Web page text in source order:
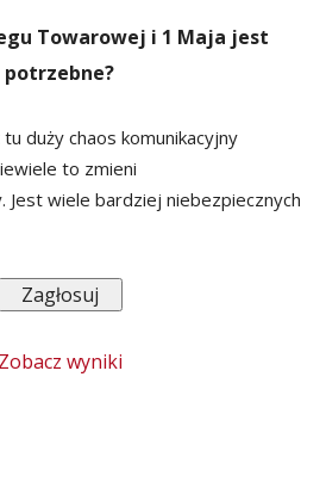
Towarowej i 1 Maja jest
potrzebne?
duży chaos komunikacyjny
to zmieni
Jest wiele bardziej niebezpiecznych
Zobacz wyniki